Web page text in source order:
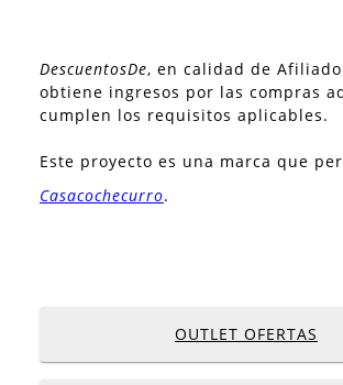
DescuentosDe, en calidad de Afiliado
obtiene ingresos por las compras
cumplen los requisitos aplicables.
Este proyecto es una marca que
Casacochecurro.
OUTLET OFERTAS